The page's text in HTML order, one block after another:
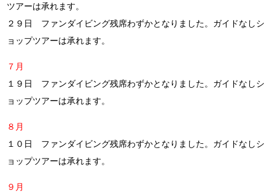
ツアーは承れます。
２９日 ファンダイビング残席わずかとなりました。ガイドなしシ
ョップツアーは承れます。
７月
１９日 ファンダイビング残席わずかとなりました。ガイドなしシ
ョップツアーは承れます。
８月
１０日 ファンダイビング残席わずかとなりました。ガイドなしシ
ョップツアーは承れます。
９月